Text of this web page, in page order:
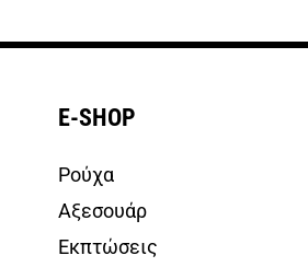
E-SHOP
Ρούχα
Αξεσουάρ
Εκπτώσεις